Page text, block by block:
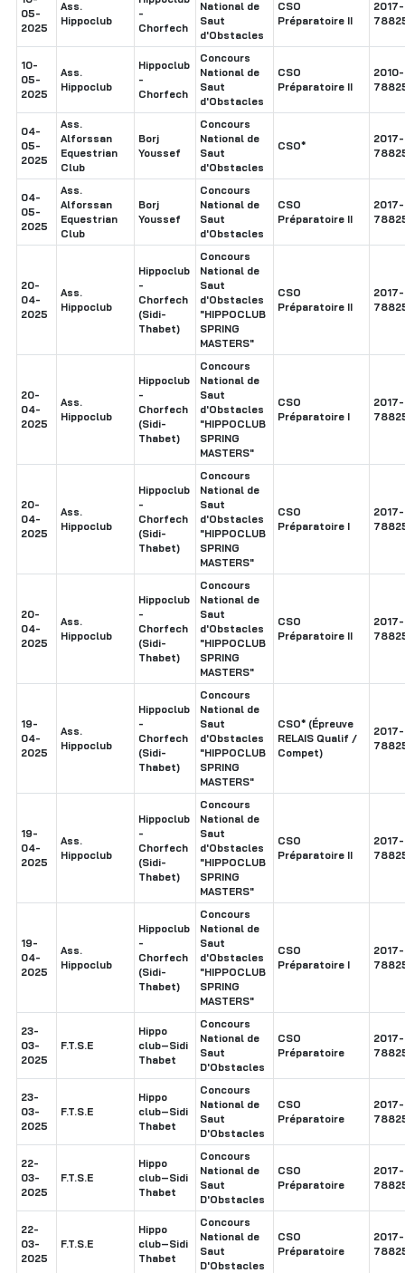
05-
2025
Ass.
Hippoclub
-
Chorfech
National de
Saut
d'Obstacles
CSO
Préparatoire II
2017-
10-
05-
2025
Ass.
Hippoclub
Hippoclub
-
Chorfech
Concours
National de
Saut
d'Obstacles
CSO
Préparatoire II
2010-
04-
05-
2025
Ass.
Alforssan
Equestrian
Club
Borj
Youssef
Concours
National de
Saut
d'Obstacles
CSO*
2017-
04-
05-
2025
Ass.
Alforssan
Equestrian
Club
Borj
Youssef
Concours
National de
Saut
d'Obstacles
CSO
Préparatoire II
2017-
20-
04-
2025
Ass.
Hippoclub
Hippoclub
-
Chorfech
(Sidi-
Thabet)
Concours
National de
Saut
d'Obstacles
"HIPPOCLUB
SPRING
MASTERS"
CSO
Préparatoire II
2017-
20-
04-
2025
Ass.
Hippoclub
Hippoclub
-
Chorfech
(Sidi-
Thabet)
Concours
National de
Saut
d'Obstacles
"HIPPOCLUB
SPRING
MASTERS"
CSO
Préparatoire I
2017-
20-
04-
2025
Ass.
Hippoclub
Hippoclub
-
Chorfech
(Sidi-
Thabet)
Concours
National de
Saut
d'Obstacles
"HIPPOCLUB
SPRING
MASTERS"
CSO
Préparatoire I
2017-
20-
04-
2025
Ass.
Hippoclub
Hippoclub
-
Chorfech
(Sidi-
Thabet)
Concours
National de
Saut
d'Obstacles
"HIPPOCLUB
SPRING
MASTERS"
CSO
Préparatoire II
2017-
19-
04-
2025
Ass.
Hippoclub
Hippoclub
-
Chorfech
(Sidi-
Thabet)
Concours
National de
Saut
d'Obstacles
"HIPPOCLUB
SPRING
MASTERS"
CSO* (Épreuve
RELAIS Qualif /
Compet)
2017-
19-
04-
2025
Ass.
Hippoclub
Hippoclub
-
Chorfech
(Sidi-
Thabet)
Concours
National de
Saut
d'Obstacles
"HIPPOCLUB
SPRING
MASTERS"
CSO
Préparatoire II
2017-
19-
04-
2025
Ass.
Hippoclub
Hippoclub
-
Chorfech
(Sidi-
Thabet)
Concours
National de
Saut
d'Obstacles
"HIPPOCLUB
SPRING
MASTERS"
CSO
Préparatoire I
2017-
23-
03-
2025
F.T.S.E
Hippo
club–Sidi
Thabet
Concours
National de
Saut
D'Obstacles
CSO
Préparatoire
2017-
23-
03-
2025
F.T.S.E
Hippo
club–Sidi
Thabet
Concours
National de
Saut
D'Obstacles
CSO
Préparatoire
2017-
22-
03-
2025
F.T.S.E
Hippo
club–Sidi
Thabet
Concours
National de
Saut
D'Obstacles
CSO
Préparatoire
2017-
22-
03-
2025
F.T.S.E
Hippo
club–Sidi
Thabet
Concours
National de
Saut
D'Obstacles
CSO
Préparatoire
2017-